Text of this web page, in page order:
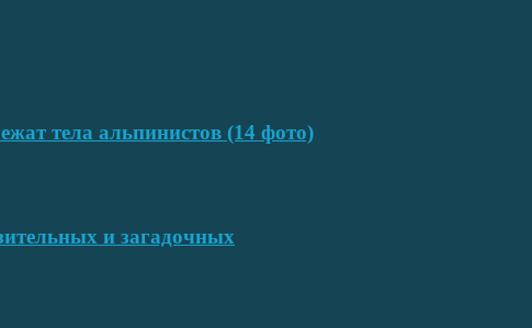
тела альпинистов (14 фото)
и загадочных